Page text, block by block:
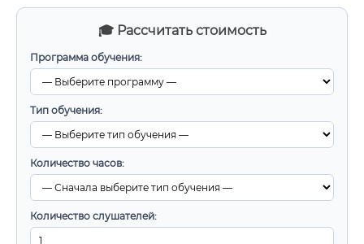
🎓 Рассчитать стоимость
Программа обучения:
Тип обучения:
Количество часов:
Количество слушателей: